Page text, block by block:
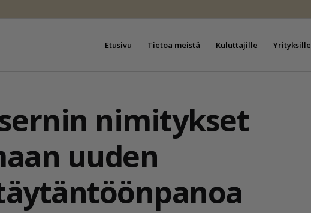
Etusivu Tietoa meistä Kuluttajille Yrityksille
nimitykset
uuden